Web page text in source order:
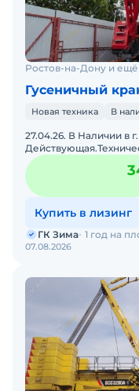
Ростов-на-Дону и ещё
Гусеничный
Новая техника В
27.04.26. В Наличии в
гусеничный Sany
Китай;Эк
Купить в лизинг
07.08.2026
ГК Зима 1 год на